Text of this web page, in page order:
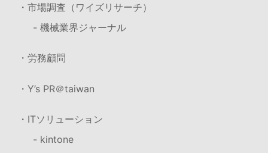
・市場調査（ワイズリサーチ）
- 機械業界ジャーナル
・労務顧問
・Y’s PR＠taiwan
・ITソリューション
- kintone